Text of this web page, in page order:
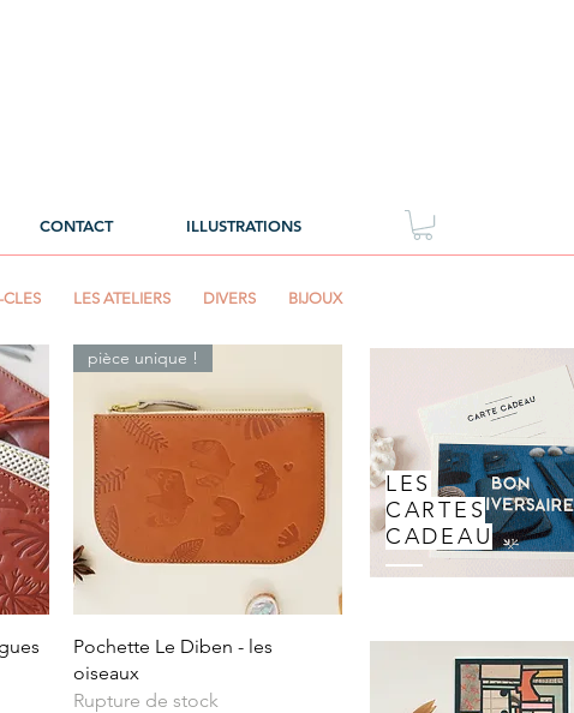
CONTACT ILLUSTRATIONS
CLES LES ATELIERS DIVERS BIJOUX
Aperçu rapide
pièce unique !
Pochette Le Diben - les
oiseaux
Rupture de stock
LES
CARTES
CADEAU